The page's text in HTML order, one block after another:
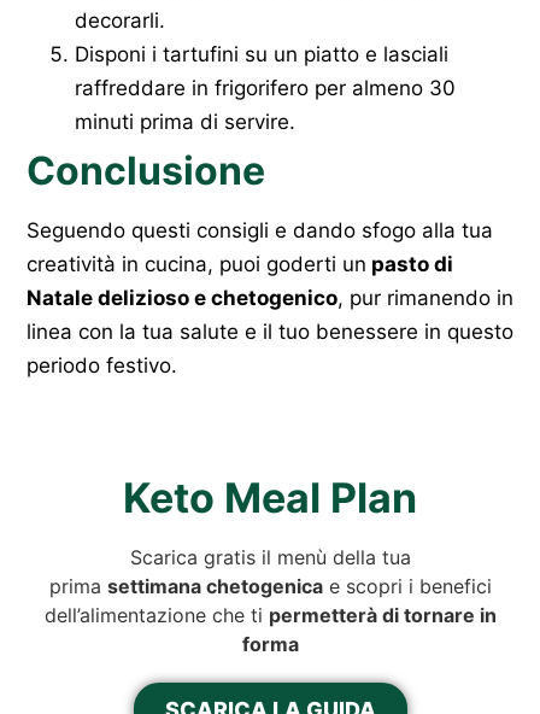
decorarli.
Disponi i tartufini su un piatto e lasciali
raffreddare in frigorifero per almeno 30
minuti prima di servire.
Conclusione
Seguendo questi consigli e dando sfogo alla tua
creatività in cucina, puoi goderti un pasto di
Natale delizioso e chetogenico, pur rimanendo in
linea con la tua salute e il tuo benessere in questo
periodo festivo.
Keto Meal Plan
Scarica gratis il menù della tua
prima settimana chetogenicae scopri i benefici
dell’alimentazione che ti permetterà di tornare in
forma